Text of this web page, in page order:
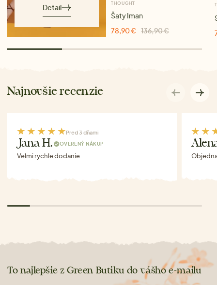
Detail THOUGHT
Šaty Iman
78,90 €
136,90 €
Najnovšie recenzie
Pred 3 dňami
Jana H. OVERENÝ NÁKUP
Velmi rychle dodanie.
To najlepšie z Green Butiku do vášho e-mailu